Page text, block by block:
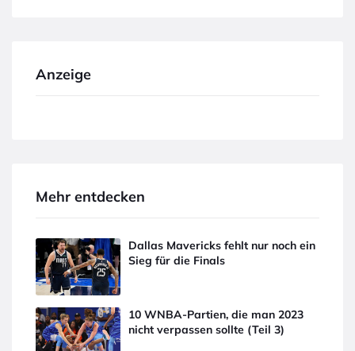
Anzeige
Mehr entdecken
Dallas Mavericks fehlt nur noch ein
Sieg für die Finals
10 WNBA-Partien, die man 2023
nicht verpassen sollte (Teil 3)